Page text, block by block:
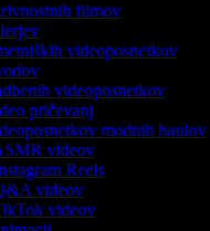
filmov
videoposnetkov
videoposnetkov
pričevanj
modnih haulov
videov
Reels
videov
videov